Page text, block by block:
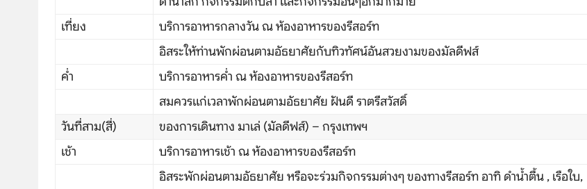
เที่ยง
บริการอาหารกลางวัน ณ ห้องอาหารของรีสอร์ท
อิสระให้ท่านพักผ่อนตามอัธยาศัยกับทิวทัศน์อันสวยงามของมัลดีฟส์
ค่ำ
บริการอาหารค่ำ ณ ห้องอาหารของรีสอร์ท
สมควรแก่เวลาพักผ่อนตามอัธยาศัย ฝันดี ราตรีสวัสดิ์
วันที่สาม(สี่)
ของการเดินทาง มาเล่ (มัลดีฟส์) – กรุงเทพฯ
เช้า
บริการอาหารเช้า ณ ห้องอาหารของรีสอร์ท
อิสระพักผ่อนตามอัธยาศัย หรือจะร่วมกิจกรรมต่างๆ ของทางรีสอร์ท อาทิ ดำน้ำตื้น , เรือใบ,